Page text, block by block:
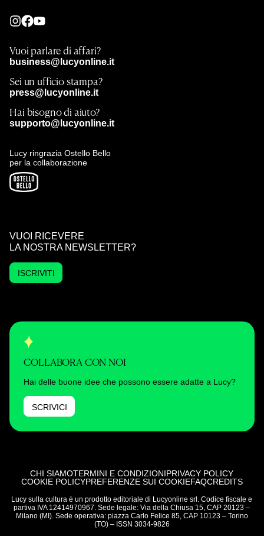
Vuoi parlare di affari?
business@lucyonline.it
Sei un ufficio stampa?
press@lucyonline.it
Hai bisogno di aiuto?
supporto@lucyonline.it
Lucy ringrazia Ostello Bello
per la collaborazione
VUOI RICEVERE
LA NOSTRA NEWSLETTER?
ISCRIVITI
COLLABORA CON NOI
Hai delle buone idee che possono essere adatte a Lucy?
SCRIVICI
CHI SIAMOTERMINI E CONDIZIONIPRIVACY POLICY
COOKIE POLICYPREFERENZE SUI COOKIEFAQCREDITS
Lucy sulla cultura è un prodotto editoriale di Lucyonline srl. Codice fiscale e
partiva IVA 12414970967. Sede legale: Via della Chiusa 15, CAP 20123 –
Milano (MI). Sede operativa: piazza Carlo Felice 85, CAP 10123 – Torino
(TO) – ISSN 3034-9826